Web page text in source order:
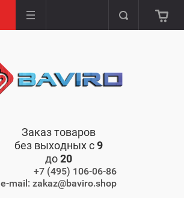
Заказ товаров
без выходных с9
до20
+7 (495) 106-06-86
e-mail: zakaz@baviro.shop